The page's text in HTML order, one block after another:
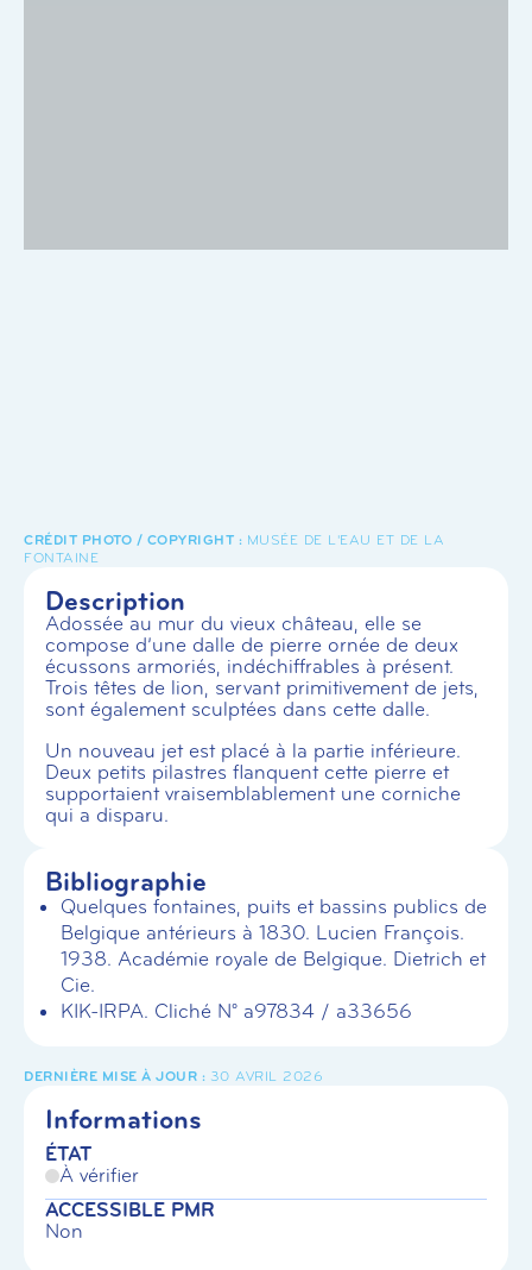
MUSÉE DE L'EAU ET DE LA
FONTAINE
Description
Adossée au mur du vieux château, elle se
compose d’une dalle de pierre ornée de deux
écussons armoriés, indéchiffrables à présent.
Trois têtes de lion, servant primitivement de jets,
sont également sculptées dans cette dalle.
Un nouveau jet est placé à la partie inférieure.
Deux petits pilastres flanquent cette pierre et
supportaient vraisemblablement une corniche
qui a disparu.
Bibliographie
Quelques fontaines, puits et bassins publics de
Belgique antérieurs à 1830. Lucien François.
1938. Académie royale de Belgique. Dietrich et
Cie.
KIK-IRPA. Cliché N° a97834 / a33656
30 AVRIL 2026
Informations
ÉTAT
À vérifier
ACCESSIBLE PMR
Non